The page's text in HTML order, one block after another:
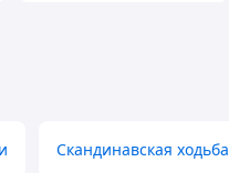
Скандинавская ходьба